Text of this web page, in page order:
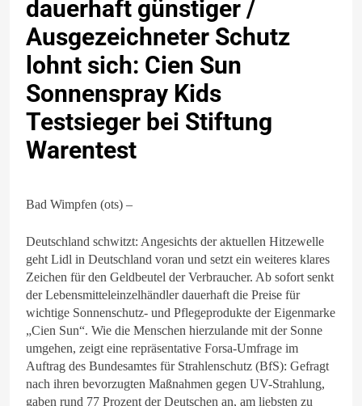
dauerhaft günstiger /
Ausgezeichneter Schutz
lohnt sich: Cien Sun
Sonnenspray Kids
Testsieger bei Stiftung
Warentest
Bad Wimpfen (ots) –
Deutschland schwitzt: Angesichts der aktuellen Hitzewelle
geht Lidl in Deutschland voran und setzt ein weiteres klares
Zeichen für den Geldbeutel der Verbraucher. Ab sofort senkt
der Lebensmitteleinzelhändler dauerhaft die Preise für
wichtige Sonnenschutz- und Pflegeprodukte der Eigenmarke
„Cien Sun“. Wie die Menschen hierzulande mit der Sonne
umgehen, zeigt eine repräsentative Forsa-Umfrage im
Auftrag des Bundesamtes für Strahlenschutz (BfS): Gefragt
nach ihren bevorzugten Maßnahmen gegen UV-Strahlung,
gaben rund 77 Prozent der Deutschen an, am liebsten zu